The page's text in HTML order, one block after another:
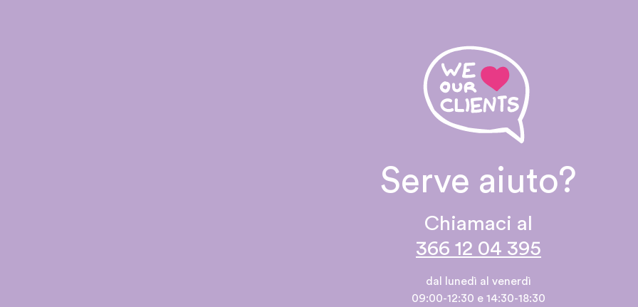
Serve aiuto?
Chiamaci al
366 12 04 395
dal lunedì al venerdì
09:00-12:30 e 14:30-18:30